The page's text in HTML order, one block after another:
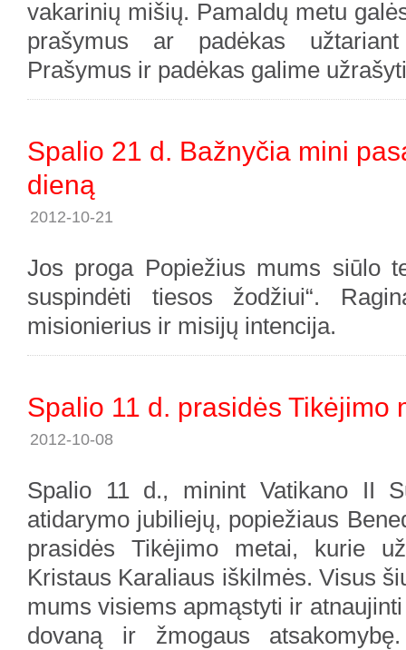
vakarinių mišių. Pamaldų metu
prašymus ar padėkas
Prašymus ir padėkas galime
Spalio 21 d. Bažnyčia mini
dieną
2012-10-21
Jos proga Popiežius mums siūlo
suspindėti tiesos žodžiui“.
misionierius ir misijų intencija.
Spalio 11 d. prasidės Tikėjimo
2012-10-08
Spalio 11 d., minint Vatikano II
atidarymo jubiliejų, popiežiaus
prasidės Tikėjimo metai, kurie
Kristaus Karaliaus iškilmės. Visus
mums visiems apmąstyti ir
dovaną ir žmogaus